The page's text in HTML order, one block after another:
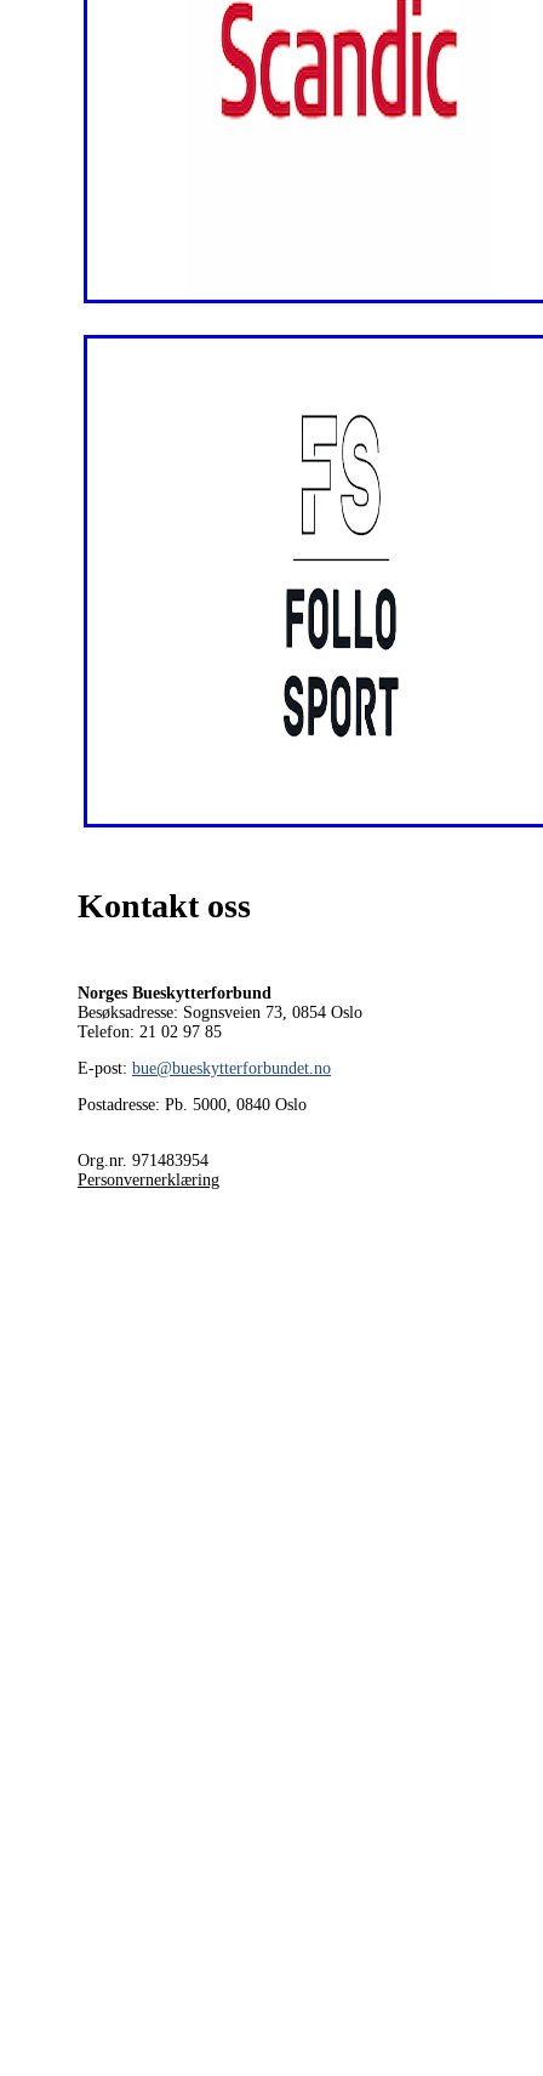
Kontakt oss
Norges Bueskytterforbund
Besøksadresse: Sognsveien 73, 0854 Oslo
Telefon: 21 02 97 85
E-post: bue@bueskytterforbundet.no
Postadresse: Pb. 5000, 0840 Oslo
Org.nr. 971483954
Personvernerklæring